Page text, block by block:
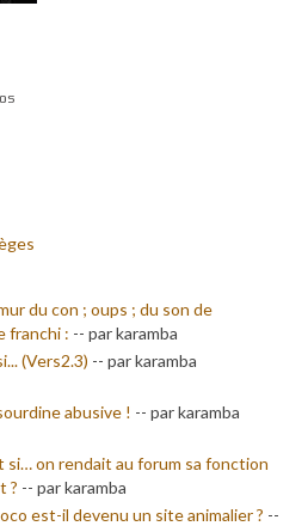
du con ; oups ; du son de
franchi : -- par karamba
(Vers2.3) -- par karamba
abusive ! -- par karamba
si… on rendait au forum sa fonction
? -- par karamba
est-il devenu un site animalier ? --